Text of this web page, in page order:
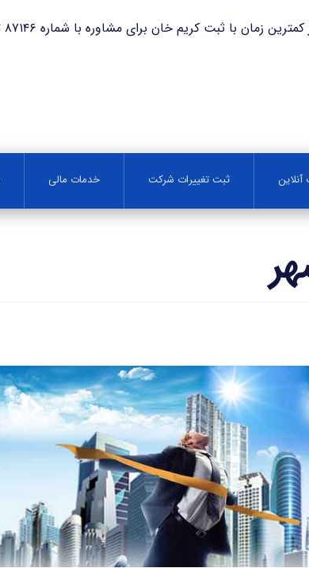
کریم خان برای مشاوره با شماره ۸۷۱۴۶ تماس حاصل فرمایید.
ثبت تغییرات شرکت خدمات مالی